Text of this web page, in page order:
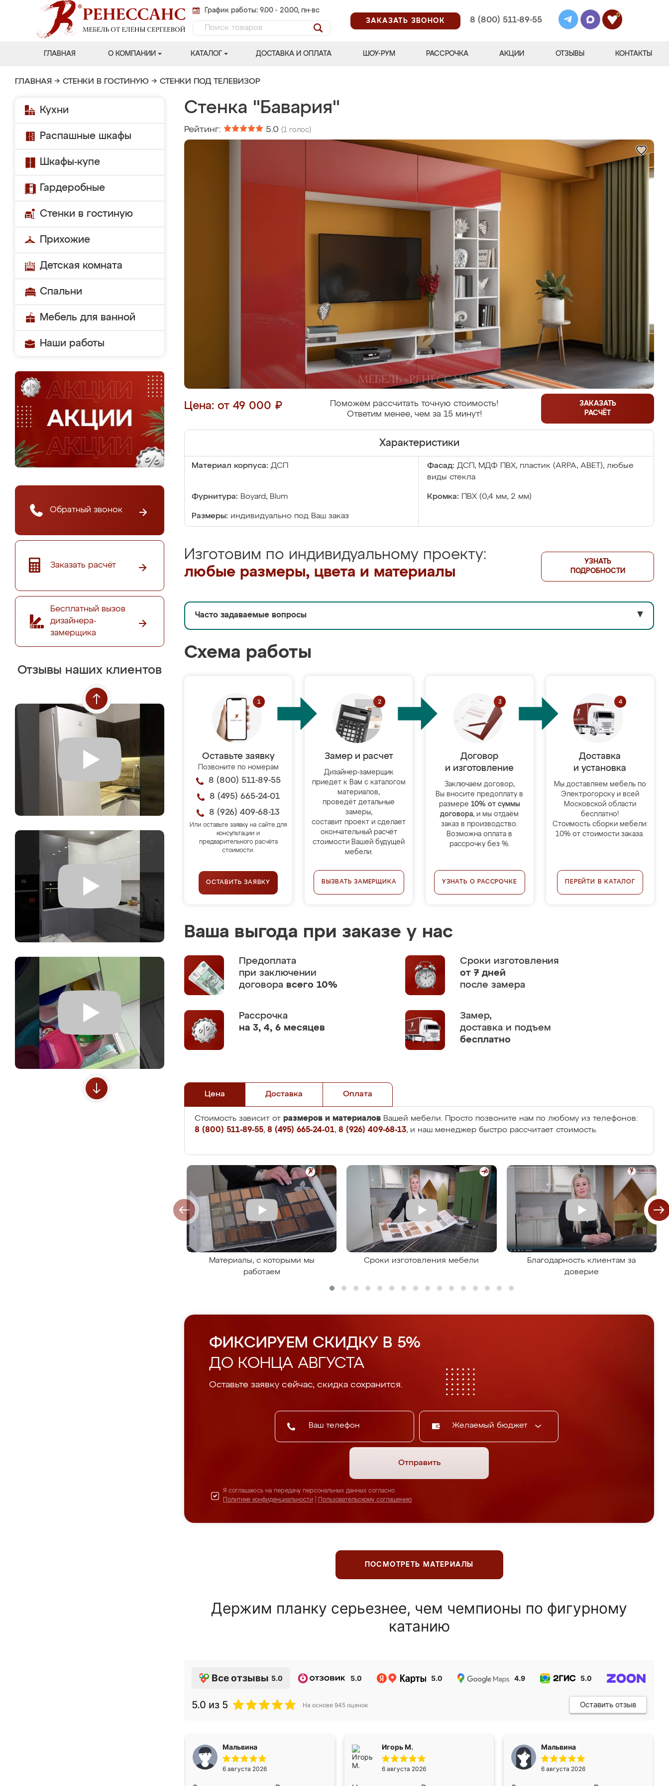
График работы: 9.00 - 20.00, пн-вс
ЗАКАЗАТЬ ЗВОНОК
8 (800) 511-89-55
0
ГЛАВНАЯ О КОМПАНИИ КАТАЛОГ ДОСТАВКА И ОПЛАТА ШОУ-РУМ РАССРОЧКА АКЦИИ ОТЗЫВЫ КОНТАКТЫ
ГЛАВНАЯ → СТЕНКИ В ГОСТИНУЮ → СТЕНКИ ПОД ТЕЛЕВИЗОР
Кухни
Распашные шкафы
Шкафы-купе
Гардеробные
Стенки в гостиную
Прихожие
Детская комната
Спальни
Мебель для ванной
Наши работы
Обратный звонок
Заказать расчёт
Бесплатный вызов
дизайнера-
замерщика
Отзывы наших клиентов
Стенка "Бавария"
Рейтинг: 5.0 (1 голос)
Цена: от 49 000 ₽
Поможем рассчитать точную стоимость!
Ответим менее, чем за 15 минут!
ЗАКАЗАТЬ
РАСЧЁТ
Характеристики
Материал корпуса: ДСП Фасад: ДСП, МДФ ПВХ, пластик (ARPA, ABET), любые
виды стекла
Фурнитура: Boyard, Blum Кромка: ПВХ (0,4 мм, 2 мм)
Размеры: индивидуально под Ваш заказ
Изготовим по индивидуальному проекту:
любые размеры, цвета и материалы
УЗНАТЬ
ПОДРОБНОСТИ
Часто задаваемые вопросы ▼
Схема работы
Оставьте заявку
Позвоните по номерам
8 (800) 511-89-55
8 (495) 665-24-01
8 (926) 409-68-13
Или оставьте заявку на сайте для
консультации и
предварительного расчёта
стоимости.
ОСТАВИТЬ ЗАЯВКУ
Замер и расчет
Дизайнер-замерщик
приедет к Вам с каталогом
материалов,
проведёт детальные
замеры,
составит проект и сделает
окончательный расчёт
стоимости Вашей будущей
мебели.
ВЫЗВАТЬ ЗАМЕРЩИКА
Договор
и изготовление
Заключаем договор,
Вы вносите предоплату в
размере 10% от суммы
договора, и мы отдаём
заказ в производство.
Возможна оплата в
рассрочку без %.
УЗНАТЬ О РАССРОЧКЕ
Доставка
и установка
Мы доставляем мебель по
Электрогорску и всей
Московской области
бесплатно!
Стоимость сборки мебели:
10% от стоимости заказа.
ПЕРЕЙТИ В КАТАЛОГ
Ваша выгода при заказе у нас
Предоплата
при заключении
договора всего 10%
Сроки изготовления
от 7 дней
после замера
Рассрочка
на 3, 4, 6 месяцев
Замер,
доставка и подъем
бесплатно
Цена Доставка Оплата
Стоимость зависит от размеров и материалов Вашей мебели. Просто позвоните нам по любому из телефонов:
8 (800) 511-89-55, 8 (495) 665-24-01, 8 (926) 409-68-13, и наш менеджер быстро рассчитает стоимость.
Материалы, с которыми мы
работаем
Сроки изготовления мебели
Благодарность клиентам за
доверие
ФИКСИРУЕМ СКИДКУ В 5%
ДО КОНЦА АВГУСТА
Оставьте заявку сейчас, скидка сохранится.
Желаемый бюджет
Отправить
Я соглашаюсь на передачу персональных данных согласно
Политике конфиденциальности
Пользовательскому соглашению
ПОСМОТРЕТЬ МАТЕРИАЛЫ
Держим планку серьезнее, чем чемпионы по фигурному
катанию
Все отзывы 5.0 5.0 5.0 4.9 5.0
5.0 из 5 На основе 945 оценок Оставить отзыв
Мальвина
6 августа 2026
Игорь М.
6 августа 2026
Мальвина
6 августа 2026